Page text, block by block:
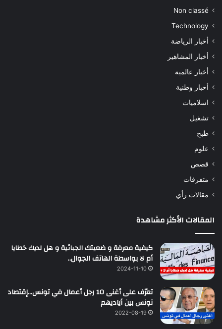
Non classé
Technology
أخبار الرياضة
أخبار المشاهير
أخبار عالمية
أخبار وطنية
اسلاميات
تشغيل
طبخ
علوم
قصص
متفرقات
مقالات رأي
المقالات الأكثر مشاهدة
كيفية معرفة و ضعيتك الجبائية و هل لديك خطايا
أم لا بواسطة الهاتف الجوال..
2024-11-10
تعرّف على أغنى 10 رجل أعمال في تونس…إقتصاد
تونس بين أياديهم
2022-08-19